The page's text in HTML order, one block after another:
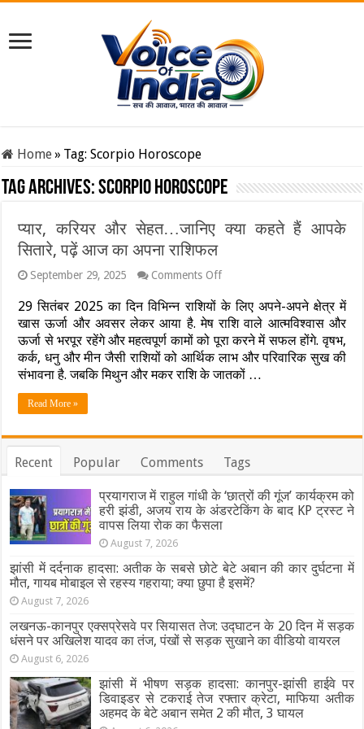
Home» Tag:Scorpio Horoscope
Tag Archives:Scorpio Horoscope
प्यार, करियर और सेहत…जानिए क्या कहते हैं आपके
सितारे, पढ़ें आज का अपना राशिफल
September 29, 2025 Comments Offon
करियर
और
सेहत…
जानिए
क्या
कहते
आज
अपना
29 सितंबर 2025 का दिन विभिन्न राशियों के लिए अपने-अपने क्षेत्र में
खास ऊर्जा और अवसर लेकर आया है. मेष राशि वाले आत्मविश्वास और
ऊर्जा से भरपूर रहेंगे और महत्वपूर्ण कामों को पूरा करने में सफल होंगे. वृषभ,
कर्क, धनु और मीन जैसी राशियों को आर्थिक लाभ और परिवारिक सुख की
संभावना है. जबकि मिथुन और मकर राशि के जातकों …
Read More »
Recent Popular Comments Tags
प्रयागराज में राहुल गांधी के ‘छात्रों की गूंज’ कार्यक्रम को
हरी झंडी, अजय राय के अंडरटेकिंग के बाद KP ट्रस्ट ने
वापस लिया रोक का फैसला
August 7, 2026
झांसी में दर्दनाक हादसा: अतीक के सबसे छोटे बेटे अबान की कार दुर्घटना में
मौत, गायब मोबाइल से रहस्य गहराया; क्या छुपा है इसमें?
August 7, 2026
लखनऊ-कानपुर एक्सप्रेसवे पर सियासत तेज: उद्घाटन के 20 दिन में सड़क
धंसने पर अखिलेश यादव का तंज, पंखों से सड़क सुखाने का वीडियो वायरल
August 6, 2026
झांसी में भीषण सड़क हादसा: कानपुर-झांसी हाईवे पर
डिवाइडर से टकराई तेज रफ्तार क्रेटा, माफिया अतीक
अहमद के बेटे अबान समेत 2 की मौत, 3 घायल